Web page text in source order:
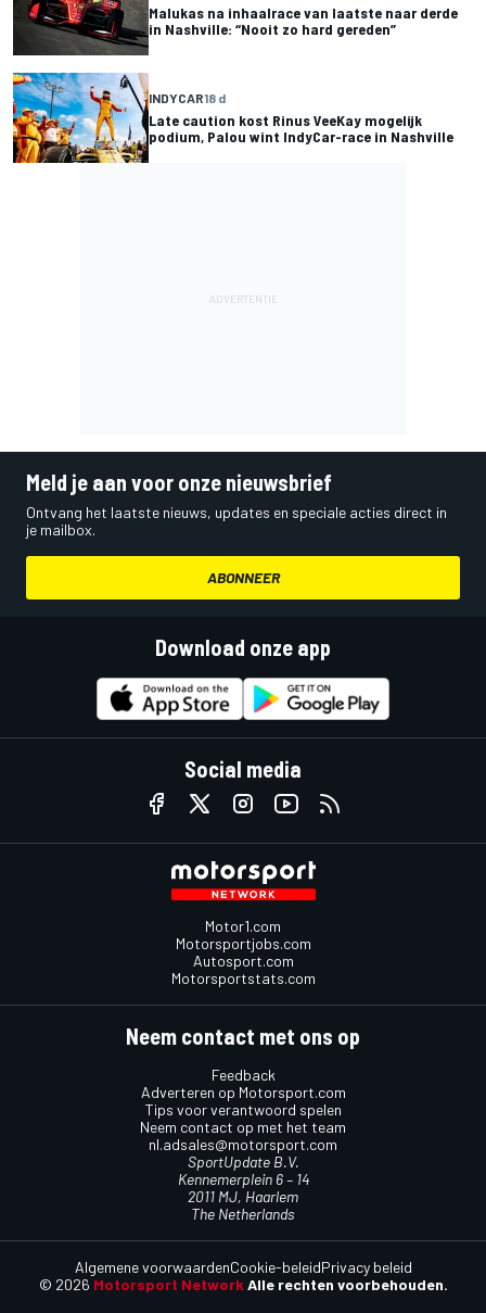
Malukas na inhaalrace van laatste naar derde
in Nashville: “Nooit zo hard gereden”
INDYCAR18 d
Late caution kost Rinus VeeKay mogelijk
podium, Palou wint IndyCar-race in Nashville
Meld je aan voor onze nieuwsbrief
Ontvang het laatste nieuws, updates en speciale acties direct in
je mailbox.
ABONNEER
Download onze app
Social media
Motor1.com
Motorsportjobs.com
Autosport.com
Motorsportstats.com
Neem contact met ons op
Feedback
Adverteren op Motorsport.com
Tips voor verantwoord spelen
Neem contact op met het team
nl.adsales@motorsport.com
SportUpdate B.V.
Kennemerplein 6 – 14
2011 MJ, Haarlem
The Netherlands
© 2026 Motorsport Network Alle rechten voorbehouden.
Algemene voorwaardenCookie-beleidPrivacy beleid